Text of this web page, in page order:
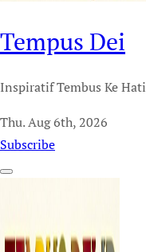
Tempus Dei
Inspiratif Tembus Ke Hati
Thu. Aug 6th, 2026
Subscribe